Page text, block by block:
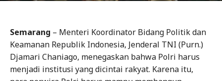
Semarang – Menteri Koordinator Bidang Politik dan
Keamanan Republik Indonesia, Jenderal TNI (Purn.)
Djamari Chaniago, menegaskan bahwa Polri harus
menjadi institusi yang dicintai rakyat. Karena itu,